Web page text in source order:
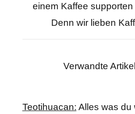
einem Kaffee
Denn wir lieben
Verwandte
Teotihuacan: Alles was du